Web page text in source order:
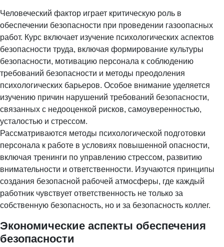
Человеческий фактор играет критическую роль в
обеспечении безопасности при проведении газоопасных
работ. Курс включает изучение психологических аспектов
безопасности труда, включая формирование культуры
безопасности, мотивацию персонала к соблюдению
требований безопасности и методы преодоления
психологических барьеров. Особое внимание уделяется
изучению причин нарушений требований безопасности,
связанных с недооценкой рисков, самоуверенностью,
усталостью и стрессом.
Рассматриваются методы психологической подготовки
персонала к работе в условиях повышенной опасности,
включая тренинги по управлению стрессом, развитию
внимательности и ответственности. Изучаются принципы
создания безопасной рабочей атмосферы, где каждый
работник чувствует ответственность не только за
собственную безопасность, но и за безопасность коллег.
Экономические аспекты обеспечения
безопасности